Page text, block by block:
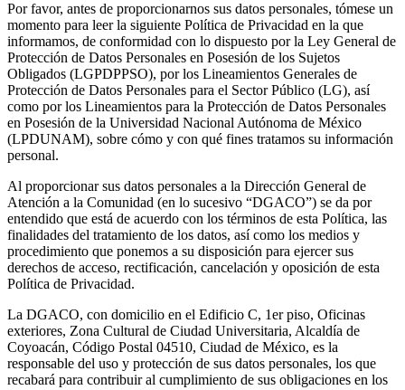
Por favor, antes de proporcionarnos sus datos personales, tómese un
momento para leer la siguiente Política de Privacidad en la que
informamos, de conformidad con lo dispuesto por la Ley General de
Protección de Datos Personales en Posesión de los Sujetos
Obligados (LGPDPPSO), por los Lineamientos Generales de
Protección de Datos Personales para el Sector Público (LG), así
como por los Lineamientos para la Protección de Datos Personales
en Posesión de la Universidad Nacional Autónoma de México
(LPDUNAM), sobre cómo y con qué fines tratamos su información
personal.
Al proporcionar sus datos personales a la Dirección General de
Atención a la Comunidad (en lo sucesivo “DGACO”) se da por
entendido que está de acuerdo con los términos de esta Política, las
finalidades del tratamiento de los datos, así como los medios y
procedimiento que ponemos a su disposición para ejercer sus
derechos de acceso, rectificación, cancelación y oposición de esta
Política de Privacidad.
La DGACO, con domicilio en el Edificio C, 1er piso, Oficinas
exteriores, Zona Cultural de Ciudad Universitaria, Alcaldía de
Coyoacán, Código Postal 04510, Ciudad de México, es la
responsable del uso y protección de sus datos personales, los que
recabará para contribuir al cumplimiento de sus obligaciones en los